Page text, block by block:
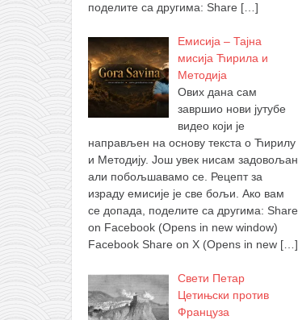
поделите са другима: Share […]
Емисија – Тајна
мисија Ћирила и
Методија
Ових дана сам
завршио нови јутубе
видео који је
направљен на основу текста о Ћирилу
и Методију. Још увек нисам задовољан
али побољшавамо се. Рецепт за
израду емисије је све бољи. Ако вам
се допада, поделите са другима: Share
on Facebook (Opens in new window)
Facebook Share on X (Opens in new […]
Свети Петар
Цетињски против
Француза